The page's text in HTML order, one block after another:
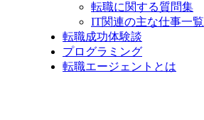
転職に関する質問集
IT関連の主な仕事一覧
転職成功体験談
プログラミング
転職エージェントとは